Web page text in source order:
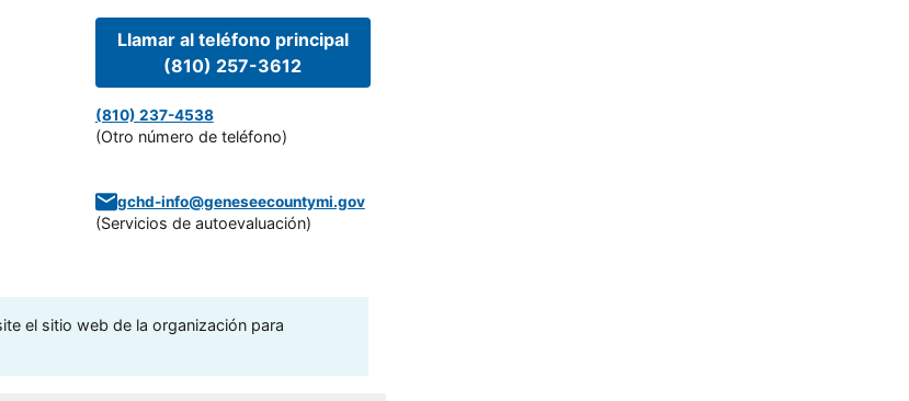
Llamar al teléfono principal
(810) 257-3612
(810) 237-4538
(Otro número de teléfono)
gchd-info@geneseecountymi.gov
(Servicios de autoevaluación)
el sitio web de la organización para